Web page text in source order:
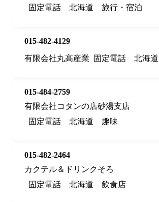
固定電話
北海道 旅行・宿泊
015-482-4129
有限会社丸高産業
固定電話 北海道
015-484-2759
有限会社コタンの店砂湯支店
固定電話
北海道 趣味
015-482-2464
カクテル＆ドリンクそろ
固定電話
北海道 飲食店